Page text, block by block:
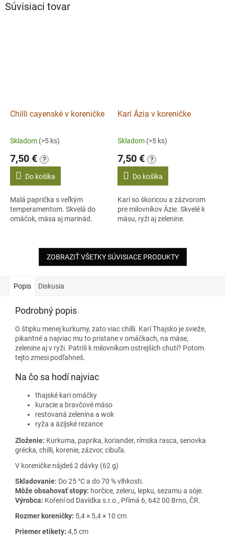
Súvisiaci tovar
Chilli cayenské v koreničke
Skladom (>5 ks)
7,50 € ?
Do košíka
Malá paprička s veľkým
temperamentom. Skvelá do
omáčok, mäsa aj marinád.
Karí Ázia v koreničke
Skladom (>5 ks)
7,50 € ?
Do košíka
Karí so škoricou a zázvorom
pre milovníkov Ázie. Skvelé k
mäsu, ryži aj zelenine.
ZOBRAZIŤ VŠETKY SÚVISIACE PRODUKTY
Popis Diskusia
Podrobný popis
O štipku menej kurkumy, zato viac chilli. Karí Thajsko je svieže,
pikantné a najviac mu to pristane v omáčkach, na mäse,
zelenine aj v ryži. Patríš k milovníkom ostrejších chutí? Potom
tejto zmesi podľahneš.
Na čo sa hodí najviac
thajské kari omáčky
kuracie a bravčové mäso
restovaná zelenina a wok
ryža a ázijské rezance
Zloženie: Kurkuma, paprika, koriander, rímska rasca, senovka
grécka, chilli, korenie, zázvor, cibuľa.
V koreničke nájdeš 2 dávky (62 g)
Skladovanie: Do 25 °C a do 70 % vlhkosti.
Môže obsahovať stopy: horčice, zeleru, lepku, sezamu a sóje.
Výrobca: Koření od Davídka s.r.o., Přímá 6, 642 00 Brno, ČR.
Rozmer koreničky: 5,4 × 5,4 × 10 cm
Priemer etikety: 4,5 cm